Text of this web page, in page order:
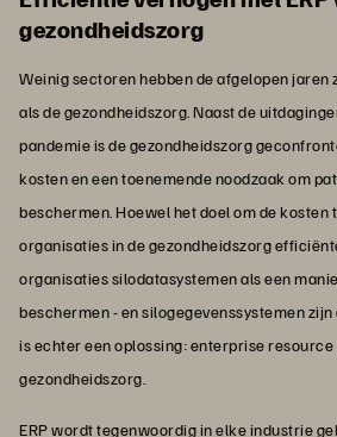
gezondheidszorg
Weinig sectoren hebben de afgelopen jaren
als de gezondheidszorg. Naast de
pandemie is de gezondheidszorg
kosten en een toenemende noodzaak om
beschermen. Hoewel het doel om de kosten
organisaties in de gezondheidszorg
organisaties silodatasystemen als een
beschermen - en silogegevenssystemen
is echter een oplossing: enterprise resource
gezondheidszorg.
ERP wordt tegenwoordig in elke industrie